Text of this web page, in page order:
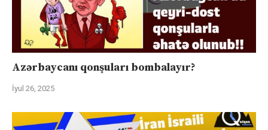
Azərbaycanı qonşuları bombalayır?
İyul 26, 2025